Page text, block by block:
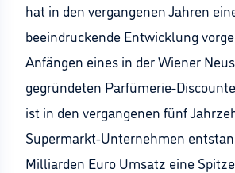
hat in den vergangenen Jahren
beeindruckende Entwicklung
Anfängen eines in der Wiener
gegründeten Parfümerie-
ist in den vergangenen fünf
Supermarkt-Unternehmen
Milliarden Euro Umsatz eine